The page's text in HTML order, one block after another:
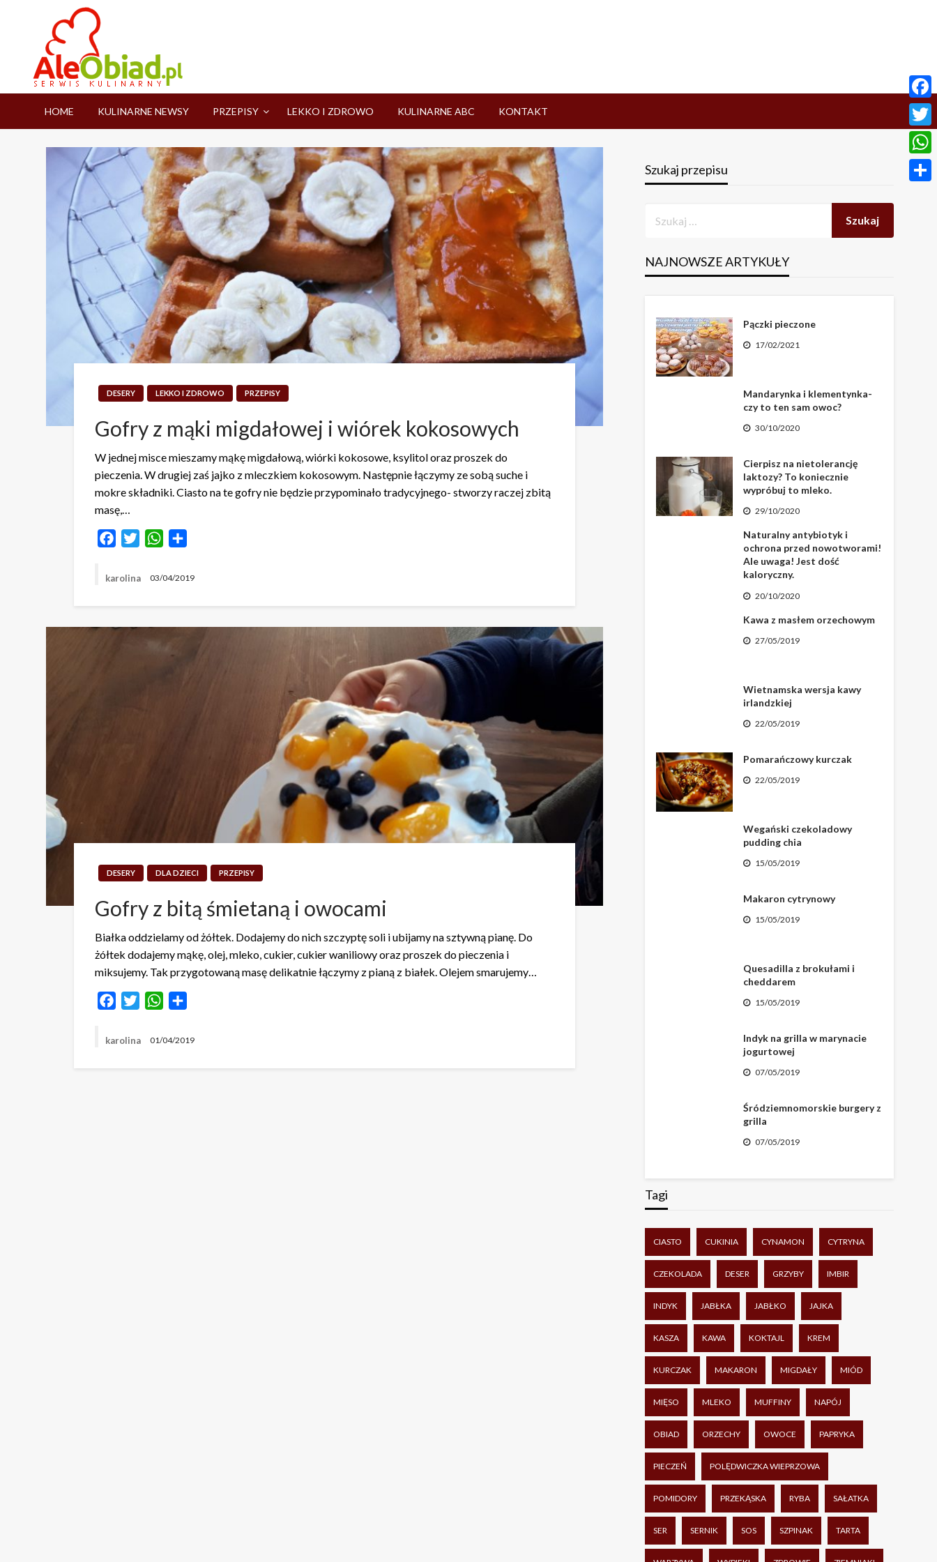
aleobiad.pl
serwis informacyjno-kulinarny
HOME KULINARNE NEWSY PRZEPISY LEKKO I ZDROWO KULINARNE ABC KONTAKT
DESERY LEKKO I ZDROWO PRZEPISY
Gofry z mąki migdałowej i wiórek kokosowych
W jednej misce mieszamy mąkę migdałową, wiórki kokosowe, ksylitol oraz proszek do
pieczenia. W drugiej zaś jajko z mleczkiem kokosowym. Następnie łączymy ze sobą suche i
mokre składniki. Ciasto na te gofry nie będzie przypominało tradycyjnego- stworzy raczej zbitą
masę,…
FacebookTwitterWhatsApp
karolina 03/04/2019
DESERY DLA DZIECI PRZEPISY
Gofry z bitą śmietaną i owocami
Białka oddzielamy od żółtek. Dodajemy do nich szczyptę soli i ubijamy na sztywną pianę. Do
żółtek dodajemy mąkę, olej, mleko, cukier, cukier waniliowy oraz proszek do pieczenia i
miksujemy. Tak przygotowaną masę delikatnie łączymy z pianą z białek. Olejem smarujemy…
FacebookTwitterWhatsApp
karolina 01/04/2019
Szukaj przepisu
NAJNOWSZE ARTYKUŁY
Pączki pieczone
17/02/2021
Mandarynka i klementynka-
czy to ten sam owoc?
30/10/2020
Cierpisz na nietolerancję
laktozy? To koniecznie
wypróbuj to mleko.
29/10/2020
Naturalny antybiotyk i
ochrona przed nowotworami!
Ale uwaga! Jest dość
kaloryczny.
20/10/2020
Kawa z masłem orzechowym
27/05/2019
Wietnamska wersja kawy
irlandzkiej
22/05/2019
Pomarańczowy kurczak
22/05/2019
Wegański czekoladowy
pudding chia
15/05/2019
Makaron cytrynowy
15/05/2019
Quesadilla z brokułami i
cheddarem
15/05/2019
Indyk na grilla w marynacie
jogurtowej
07/05/2019
Śródziemnomorskie burgery z
grilla
07/05/2019
Tagi
CIASTO CUKINIA CYNAMON CYTRYNA
CZEKOLADA DESER GRZYBY IMBIR
INDYK JABŁKA JABŁKO JAJKA
KASZA KAWA KOKTAJL KREM
KURCZAK MAKARON MIGDAŁY MIÓD
MIĘSO MLEKO MUFFINY NAPÓJ
OBIAD ORZECHY OWOCE PAPRYKA
PIECZEŃ POLĘDWICZKA WIEPRZOWA
POMIDORY PRZEKĄSKA RYBA SAŁATKA
SER SERNIK SOS SZPINAK TARTA